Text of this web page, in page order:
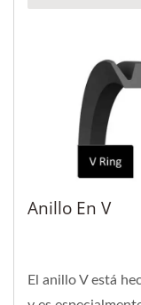
Anillo En V
El anillo V está